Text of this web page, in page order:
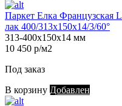
Паркет Елка Французская
лак 400/313х150х14/3/60°
313-400х150х14 мм
10 450 р/м2
Под заказ
В корзину Добавлен